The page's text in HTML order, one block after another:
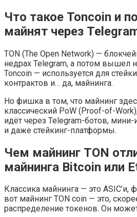
Что такое Toncoin и
майнят через
TON (The Open Network) —
недрах Telegram, а потом вышел
Toncoin — используется для
контрактов и… да, майнинга.
Но фишка в том, что майнинг
классический PoW (Proof-of-
идёт через Telegram-ботов,
и даже стейкинг-платформы.
Чем майнинг TON
майнинга Bitcoin или
Классика майнинга — это
вот майнинг TON coin — это,
распределение токенов. Он